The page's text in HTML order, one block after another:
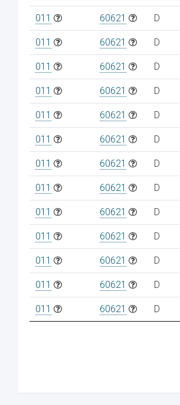
011 60621 D
011 60621 D
011 60621 D
011 60621 D
011 60621 D
011 60621 D
011 60621 D
011 60621 D
011 60621 D
011 60621 D
011 60621 D
011 60621 D
011 60621 D